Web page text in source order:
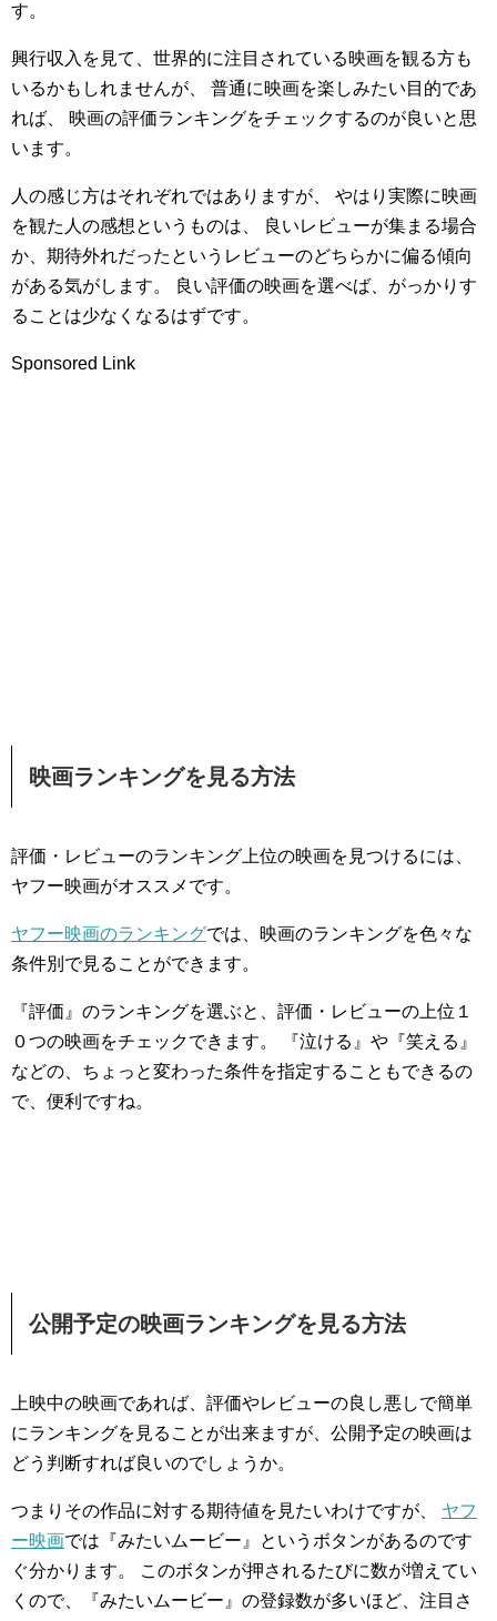
す。
興行収入を見て、世界的に注目されている映画を観る方も
いるかもしれませんが、 普通に映画を楽しみたい目的であ
れば、 映画の評価ランキングをチェックするのが良いと思
います。
人の感じ方はそれぞれではありますが、 やはり実際に映画
を観た人の感想というものは、 良いレビューが集まる場合
か、期待外れだったというレビューのどちらかに偏る傾向
がある気がします。 良い評価の映画を選べば、がっかりす
ることは少なくなるはずです。
Sponsored Link
映画ランキングを見る方法
評価・レビューのランキング上位の映画を見つけるには、
ヤフー映画がオススメです。
ヤフー映画のランキングでは、映画のランキングを色々な
条件別で見ることができます。
『評価』のランキングを選ぶと、評価・レビューの上位１
０つの映画をチェックできます。 『泣ける』や『笑える』
などの、ちょっと変わった条件を指定することもできるの
で、便利ですね。
公開予定の映画ランキングを見る方法
上映中の映画であれば、評価やレビューの良し悪しで簡単
にランキングを見ることが出来ますが、公開予定の映画は
どう判断すれば良いのでしょうか。
つまりその作品に対する期待値を見たいわけですが、 ヤフ
ー映画では『みたいムービー』というボタンがあるのです
ぐ分かります。 このボタンが押されるたびに数が増えてい
くので、『みたいムービー』の登録数が多いほど、注目さ